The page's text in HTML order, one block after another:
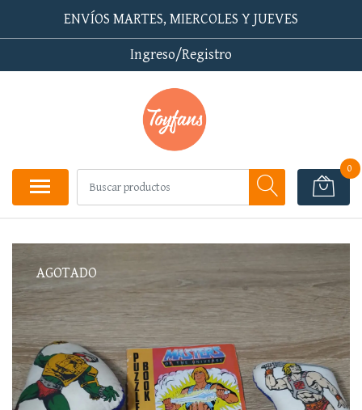
ENVÍOS MARTES, MIERCOLES Y JUEVES
Ingreso/Registro
0
AGOTADO